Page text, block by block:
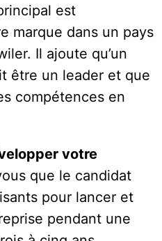
est
marque dans un pays
Il ajoute qu’un
être un leader et que
compétences en
votre
que le candidat
pour lancer et
pendant une